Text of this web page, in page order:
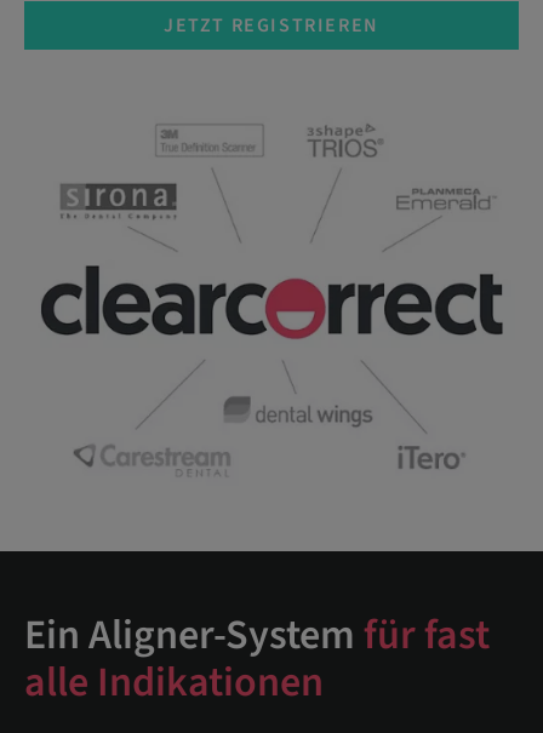
JETZT REGISTRIEREN
Ein Aligner-Systemfür fast
alle Indikationen